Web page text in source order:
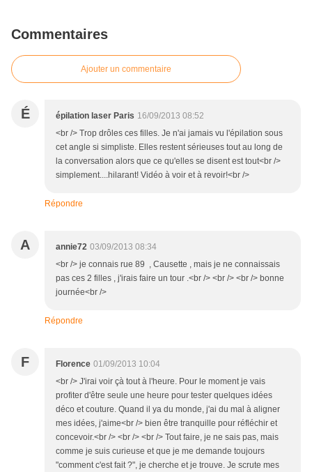
Commentaires
Ajouter un commentaire
É épilation laser Paris 16/09/2013 08:52
<br /> Trop drôles ces filles. Je n'ai jamais vu l'épilation sous
cet angle si simpliste. Elles restent sérieuses tout au long de
la conversation alors que ce qu'elles se disent est tout<br />
simplement....hilarant! Vidéo à voir et à revoir!<br />
Répondre
A annie72 03/09/2013 08:34
<br /> je connais rue 89 , Causette , mais je ne connaissais
pas ces 2 filles , j'irais faire un tour .<br /> <br /> <br /> bonne
journée<br />
Répondre
F Florence 01/09/2013 10:04
<br /> J'irai voir çà tout à l'heure. Pour le moment je vais
profiter d'être seule une heure pour tester quelques idées
déco et couture. Quand il ya du monde, j'ai du mal à aligner
mes idées, j'aime<br /> bien être tranquille pour réfléchir et
concevoir.<br /> <br /> <br /> Tout faire, je ne sais pas, mais
comme je suis curieuse et que je me demande toujours
"comment c'est fait ?", je cherche et je trouve. Je scrute mes